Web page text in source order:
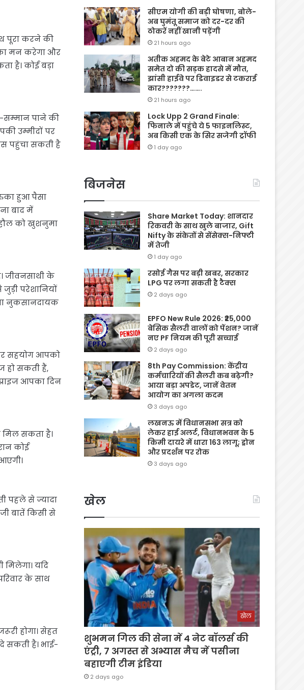
पूरा करने की
मन करेगा और
है। कोई बड़ा
सम्मान पाने की
उम्मीदों पर
पहुंचा सकती है
हुआ पैसा
बाद में
को खुशनुमा
जीवनसाथी के
परेशानियों
नुकसानदायक
सहयोग आपको
हो सकती हैं,
आपका दिन
सकता है।
कोई
पहले से ज्यादा
बातें किसी से
यदि
के साथ
होगा। सेहत
सकती है। भाई-
सीएम योगी की बड़ी घोषणा, बोले-
अब घुमंतू समाज को दर-दर की
ठोकरें नहीं खानी पड़ेंगी
21 hours ago
अतीक अहमद के बेटे आबान अहमद
समेत दो की सड़क हादसे में मौत,
झांसी हाईवे पर डिवाइडर से टकराई
कार???????…….
21 hours ago
Lock Upp 2 Grand Finale:
फिनाले में पहुंचे ये 5 फाइनलिस्ट,
अब किसी एक के सिर सजेगी ट्रॉफी
1 day ago
बिजनेस
Share Market Today: शानदार
रिकवरी के साथ खुले बाजार, Gift
Nifty के संकेतों से सेंसेक्स-निफ्टी
में तेजी
1 day ago
रसोई गैस पर बड़ी खबर, सरकार
LPG पर लगा सकती है टैक्स
2 days ago
EPFO New Rule 2026: ₹25,000
बेसिक सैलरी वालों को पेंशन? जानें
नए PF नियम की पूरी सच्चाई
2 days ago
8th Pay Commission: केंद्रीय
कर्मचारियों की सैलरी कब बढ़ेगी?
आया बड़ा अपडेट, जानें वेतन
आयोग का अगला कदम
3 days ago
लखनऊ में विधानसभा सत्र को
लेकर हाई अलर्ट, विधानभवन के 5
किमी दायरे में धारा 163 लागू; ड्रोन
और प्रदर्शन पर रोक
3 days ago
खेल
खेल
शुभमन गिल की सेना में 4 नेट बॉलर्स की
एंट्री, 7 अगस्त से अभ्यास मैच में पसीना
बहाएगी टीम इंडिया
2 days ago